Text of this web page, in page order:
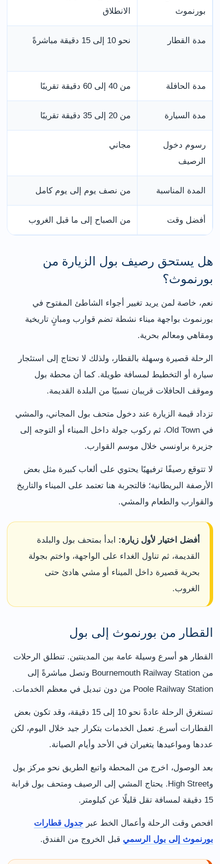
بورنموث
الانطلاق
مدة القطار نحو 10 إلى 15 دقيقة مباشرةً
مدة الحافلة من 40 إلى 60 دقيقة تقريبًا
مدة السيارة من 20 إلى 35 دقيقة تقريبًا
رسوم دخول
الرصيف
مجاني
المدة المناسبة من نصف يوم إلى يوم كامل
أفضل وقت من الصباح إلى ما قبل الغروب
هل يستحق رصيف بول الزيارة من
بورنموث؟
نعم، خاصة لمن يريد تغيير أجواء الشاطئ المفتوح في
بورنموث بواجهة ميناء نشطة تضم قوارب ومبانٍ تاريخية
ومقاهي ومعالم بحرية.
الرحلة قصيرة وسهلة بالقطار، ولذلك لا تحتاج إلى استئجار
سيارة أو التخطيط لمسافة طويلة. كما أن محطة بول
وموقف الحافلات قريبان نسبيًا من البلدة القديمة.
تزداد قيمة الزيارة عند دخول متحف بول المجاني، والمشي
في Old Town، ثم ركوب جولة داخل الميناء أو التوجه إلى
جزيرة براونسي خلال موسم القوارب.
لا تتوقع رصيفًا ترفيهيًا يحتوي على ألعاب كبيرة مثل بعض
الأرصفة البريطانية؛ فالتجربة هنا تعتمد على الميناء والتاريخ
والقوارب والطعام والمشي.
أفضل اختيار لأول زيارة: ابدأ بمتحف بول والبلدة
القديمة، ثم تناول الغداء على الواجهة، واختم بجولة
بحرية قصيرة داخل الميناء أو مشي هادئ حتى
الغروب.
القطار من بورنموث إلى بول
القطار هو أسرع وسيلة عامة بين المدينتين. تنطلق الرحلات
من Bournemouth Railway Station وتصل مباشرةً إلى
Poole Railway Station من دون تبديل في معظم الخدمات.
تستغرق الرحلة عادةً نحو 10 إلى 15 دقيقة، وقد تكون بعض
القطارات أسرع. تعمل الخدمات بتكرار جيد خلال اليوم، لكن
عددها ومواعيدها يتغيران في الأحد وأيام الصيانة.
بعد الوصول، اخرج من المحطة واتبع الطريق نحو مركز بول
وHigh Street. يحتاج المشي إلى الرصيف ومتحف بول قرابة
15 دقيقة لمسافة تقل قليلًا عن كيلومتر.
افحص وقت الرحلة وأعمال الخط عبر جدول قطارات
بورنموث إلى بول الرسمي قبل الخروج من الفندق.